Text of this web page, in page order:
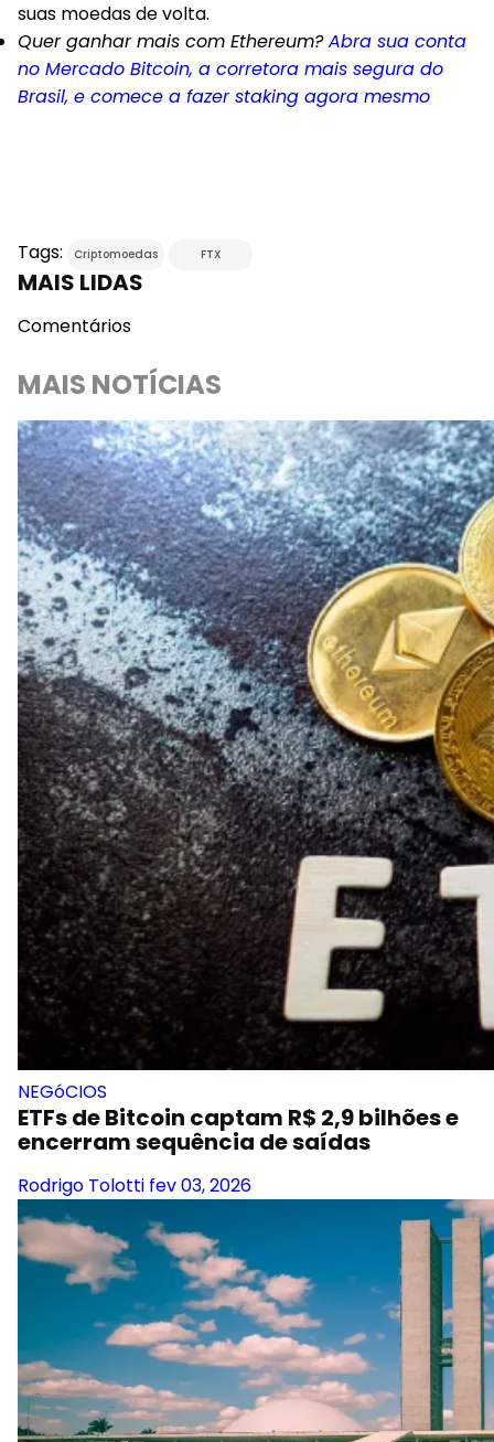
suas moedas de volta.
Quer ganhar mais com Ethereum?Abra sua conta
no Mercado Bitcoin, a corretora mais segura do
Brasil, e comece a fazer staking agora mesmo
Tags: Criptomoedas FTX
MAIS LIDAS
Comentários
MAIS NOTÍCIAS
NEGóCIOS
ETFs de Bitcoin captam R$ 2,9 bilhões e
encerram sequência de saídas
Rodrigo Tolotti fev 03, 2026